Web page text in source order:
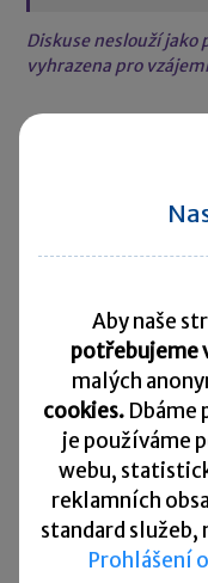
Diskuse neslouží jako
vyhrazena pro
Rychlé zprávy
ČSSZ vydala
28. 07. 2026|Počet
roku 2025 jich bylo
vydala nového
OSVČ, který má
usnadnit orientaci
vysvětluje například
Aby naše
potřebujeme
malých
cookies. Dbáme
je používáme
webu,
reklamních
standard služeb,
Prohlášení